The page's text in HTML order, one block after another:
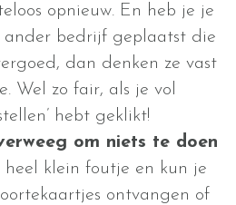
opnieuw. En heb je je
ander bedrijf geplaatst die
dan denken ze vast
Wel zo fair, als je vol
hebt geklikt!
om niets te doen
klein foutje en kun je
ontvangen of